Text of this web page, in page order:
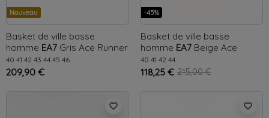
Nouveau
Basket de ville basse
homme EA7 Gris Ace Runner
40 41 42 43 44 45 46
209,90 €
-45%
Basket de ville basse
homme EA7 Beige Ace
Runner Chunky
40 41 42 44
118,25 € 215,00 €
favorite_border favorite_border